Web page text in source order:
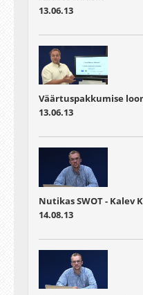
13.06.13
Väärtuspakkumise
13.06.13
Nutikas SWOT - Kalev
14.08.13